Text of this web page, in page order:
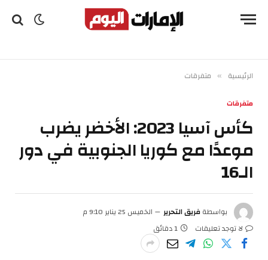
الرئيسية » متفرقات
متفرقات
كأس آسيا 2023: الأخضر يضرب
موعدًا مع كوريا الجنوبية في دور
الـ16
بواسطةفريق التحرير
الخميس 25 يناير 9:10 م
لا توجد تعليقات
1 دقائق